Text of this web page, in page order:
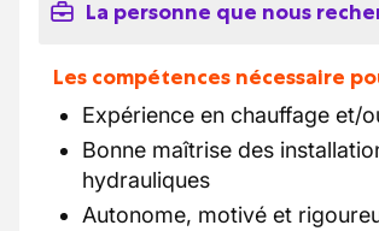
La personne que nous
Les compétences nécessaire
Expérience en chauffage et/
Bonne maîtrise des
hydrauliques
Autonome, motivé et